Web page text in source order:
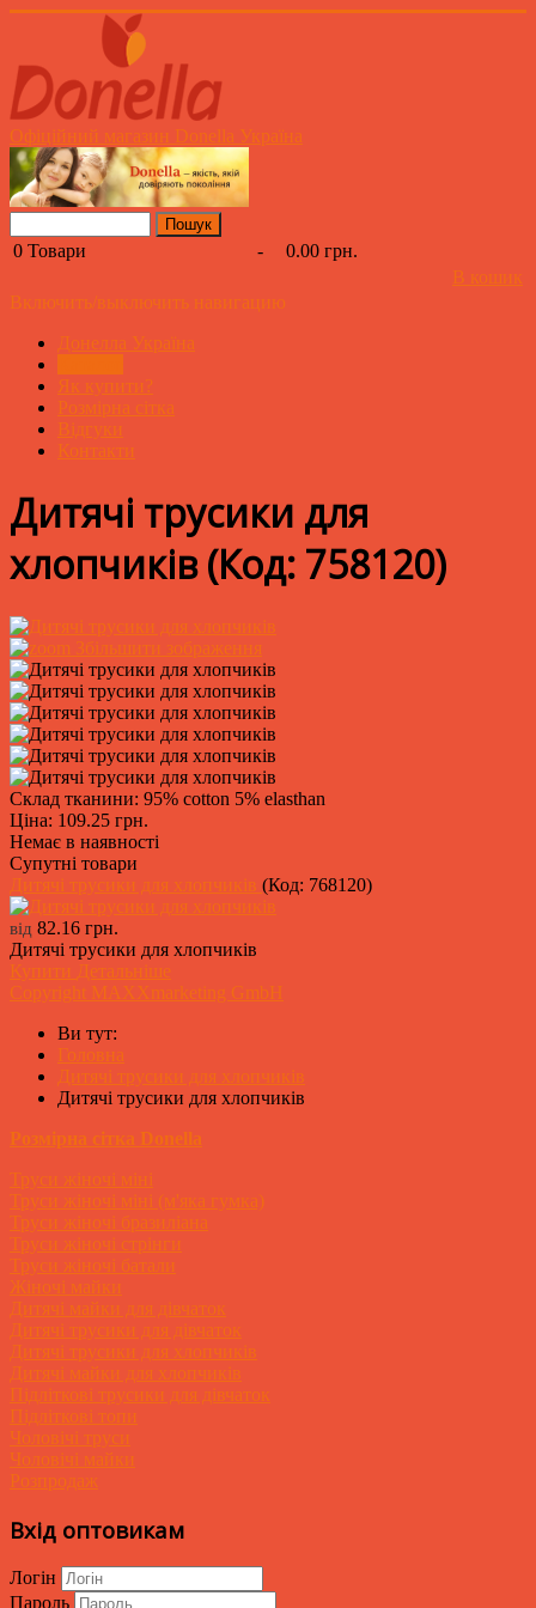
Офіційний магазин Donella Україна
0 Товари -
0.00 грн.
В кошик
Включить/выключить навигацию
Донелла Україна
Як купити?
Розмірна сітка
Відгуки
Контакти
Дитячі трусики для
хлопчиків(Код: 758120)
Збільшити зображення
Склад тканини: 95% cotton 5% elasthan
Ціна: 109.25 грн.
Немає в наявності
Супутні товари
Дитячі трусики для хлопчиків (Код: 768120)
від 82.16 грн.
Дитячі трусики для хлопчиків
Купити Детальніше
Copyright MAXXmarketing GmbH
Ви тут:
Головна
Дитячі трусики для хлопчиків
Дитячі трусики для хлопчиків
Розмірна сітка Donella
Труси жіночі міні
Труси жіночі міні (м'яка гумка)
Труси жіночі бразиліана
Труси жіночі стрінги
Труси жіночі батали
Жіночі майки
Дитячі майки для дівчаток
Дитячі трусики для дівчаток
Дитячі трусики для хлопчиків
Дитячі майки для хлопчиків
Підліткові трусики для дівчаток
Підліткові топи
Чоловічі труси
Чоловічі майки
Розпродаж
Вхід оптовикам
Логін
Пароль